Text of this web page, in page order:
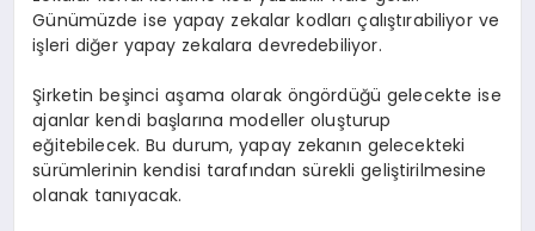
Günümüzde ise yapay zekalar kodları çalıştırabiliyor ve
işleri diğer yapay zekalara devredebiliyor.
Şirketin beşinci aşama olarak öngördüğü gelecekte ise
ajanlar kendi başlarına modeller oluşturup
eğitebilecek. Bu durum, yapay zekanın gelecekteki
sürümlerinin kendisi tarafından sürekli geliştirilmesine
olanak tanıyacak.